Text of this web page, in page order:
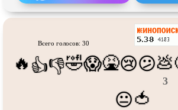
Про Юристов иАдвокатов Псевдо
Роуд-
Слэшер
обнажённой натурой Турецкий
Всего голосов: 30
🔥 👍👎🤣😱🤮😢😕💩
3
😐🍅